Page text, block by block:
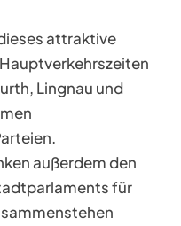
attraktive
Lingnau und
außerdem den
für